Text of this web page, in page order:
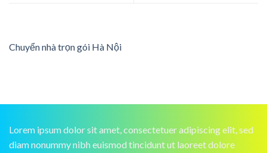
Chuyển nhà trọn gói Hà Nội
Lorem ipsum dolor sit amet, consectetuer adipiscing elit, sed
diam nonummy nibh euismod tincidunt ut laoreet dolore